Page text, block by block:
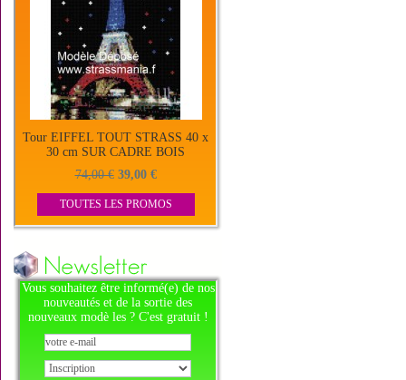
Tour EIFFEL TOUT STRASS 40 x
30 cm SUR CADRE BOIS
74,00 € 39,00 €
TOUTES LES PROMOS
Vous souhaitez être informé(e) de nos
nouveautés et de la sortie des
nouveaux modè les ? C'est gratuit !